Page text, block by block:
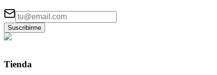
Suscribirme
Tienda